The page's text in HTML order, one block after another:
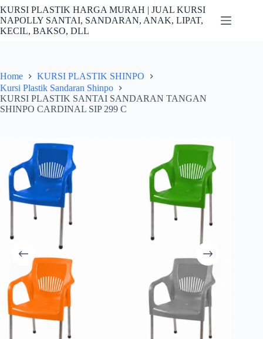
Skip
to
content
KURSI PLASTIK HARGA MURAH | JUAL KURSI
NAPOLLY SANTAI, SANDARAN, ANAK, LIPAT,
KECIL, BAKSO, DLL
Home
KURSI PLASTIK SHINPO
Kursi Plastik Sandaran Shinpo
KURSI PLASTIK SANTAI SANDARAN TANGAN
SHINPO CARDINAL SIP 299 C